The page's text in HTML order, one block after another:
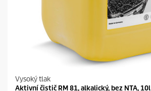
Vysoký tlak
Aktivní čistič RM 81, alkalický, bez NTA, 10l